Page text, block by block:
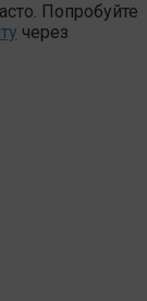
Попробуйте
через